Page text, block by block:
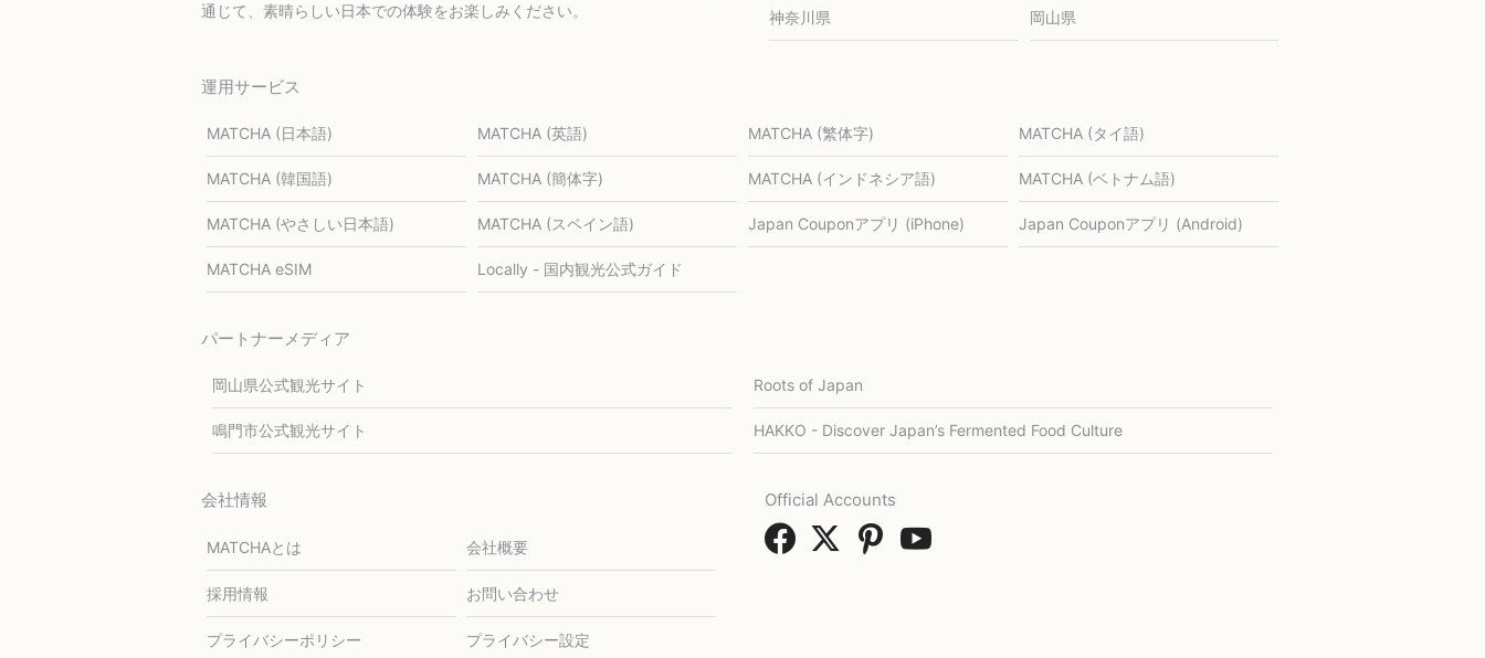
通じて、素晴らしい日本での体験をお楽しみください。
神奈川県 岡山県
運用サービス
MATCHA (日本語) MATCHA (英語) MATCHA (繁体字) MATCHA (タイ語)
MATCHA (韓国語) MATCHA (簡体字) MATCHA (インドネシア語) MATCHA (ベトナム語)
MATCHA (やさしい日本語) MATCHA (スペイン語) Japan Couponアプリ (iPhone) Japan Couponアプリ (Android)
MATCHA eSIM Locally - 国内観光公式ガイド
パートナーメディア
岡山県公式観光サイト Roots of Japan
鳴門市公式観光サイト HAKKO - Discover Japan’s Fermented Food Culture
会社情報
MATCHAとは 会社概要
採用情報 お問い合わせ
プライバシーポリシー プライバシー設定
Official Accounts